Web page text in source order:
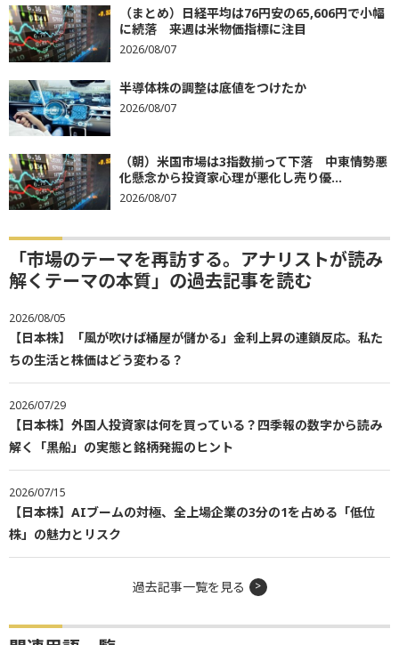
（まとめ）日経平均は76円安の65,606円で小幅
に続落 来週は米物価指標に注目
2026/08/07
半導体株の調整は底値をつけたか
2026/08/07
（朝）米国市場は3指数揃って下落 中東情勢悪
化懸念から投資家心理が悪化し売り優...
2026/08/07
「市場のテーマを再訪する。アナリストが読み
解くテーマの本質」の過去記事を読む
2026/08/05
【日本株】「風が吹けば桶屋が儲かる」金利上昇の連鎖反応。私た
ちの生活と株価はどう変わる？
2026/07/29
【日本株】外国人投資家は何を買っている？四季報の数字から読み
解く「黒船」の実態と銘柄発掘のヒント
2026/07/15
【日本株】AIブームの対極、全上場企業の3分の1を占める「低位
株」の魅力とリスク
過去記事一覧を見る